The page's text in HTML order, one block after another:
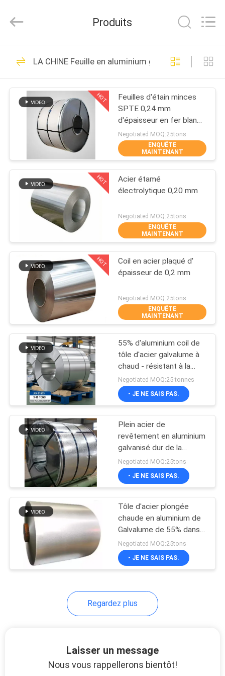
MAISON
PRODUITS
VIDÉOS
SUJET
NOUS
D'USINE
CONTRÔLE
QUALITÉ
CONTACTEZ-
NOUS
NOUVELLES
CAS
DEMANDEZ
UNE
CITATION
PLAN
SITE
POLITIQUE
PACKAGING
MATERIALS
Rights
Tin Plate
électrolytique
280
Feuilles de fer-blanc
153
Couvercle de fer-
blanc
117
Bobine de fer-blanc
110
Fer-blanc de SPTE
24
Produits
LA CHINE Feuille en aluminium galvanisée
HOT
Feuilles d'étain minces
SPTE 0,24 mm
d'épaisseur en fer blanc
résistant à l'acide ETP
TFS
Negotiated MOQ:25tons
ENQUÊTE
MAINTENANT
HOT
Acier étamé
électrolytique 0,20 mm
Negotiated MOQ:25tons
ENQUÊTE
MAINTENANT
HOT
Coil en acier plaqué d'
épaisseur de 0,2 mm
Negotiated MOQ:25tons
ENQUÊTE
MAINTENANT
55% d'aluminium coil de
tôle d'acier galvalume à
chaud - résistant à la
corrosion 0,5-1,0 mm
d'épaisseur
Negotiated MOQ:25 tonnes
- JE NE SAIS PAS.
Plein acier de
revêtement en aluminium
galvanisé dur de la
bobine AZ150 Aluzinc de
feuille de G550 GL
Negotiated MOQ:25tons
- JE NE SAIS PAS.
Tôle d'acier plongée
chaude en aluminium de
Galvalume de 55% dans
la bobine GL 0,5 - 1.0mm
Negotiated MOQ:25tons
- JE NE SAIS PAS.
Regardez plus
Laisser un message
Nous vous rappellerons bientôt!